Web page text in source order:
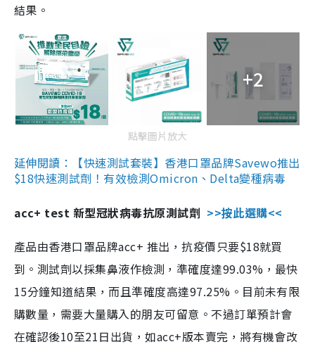
結果。
+2
點擊圖片放大
延伸閱讀：【快速測試套裝】香港口罩品牌Savewo推出
$18快速測試劑！有效檢測Omicron、Delta變種病毒
acc+ test 新型冠狀病毒抗原測試劑 >>按此選購<<
產品由香港口罩品牌acc+ 推出，抗疫價只要$18就買
到。測試劑以採集鼻液作檢測，準確度達99.03%，最快
15分鐘知道結果，而且準確度高達97.25%。目前未有限
購數量，需要大量購入的朋友可留意。不過訂單預計會
在確認後10至21日出貨，如acc+版本賣完，將有機會改